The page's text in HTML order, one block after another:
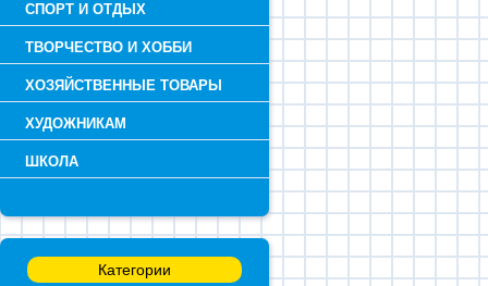
СПОРТ И ОТДЫХ
ТВОРЧЕСТВО И ХОББИ
ХОЗЯЙСТВЕННЫЕ ТОВАРЫ
ХУДОЖНИКАМ
ШКОЛА
Категории